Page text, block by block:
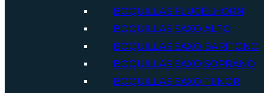
BOQUILLAS FLUGELHORN
BOQUILLAS SAXO ALTO
BOQUILLAS SAXO BARÍTONO
BOQUILLAS SAXO SOPRANO
BOQUILLAS SAXO TENOR